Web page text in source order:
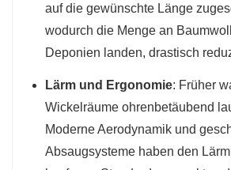
auf die gewünschte Länge
wodurch die Menge an
Deponien landen, drastisch
Lärm und Ergonomie: Früher
Wickelräume ohrenbetäubend
Moderne Aerodynamik und
Absaugsysteme haben den